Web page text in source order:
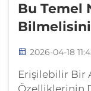
Bu Temel
2026-04-18
Erişilebilir Bir
Özelliklerinin